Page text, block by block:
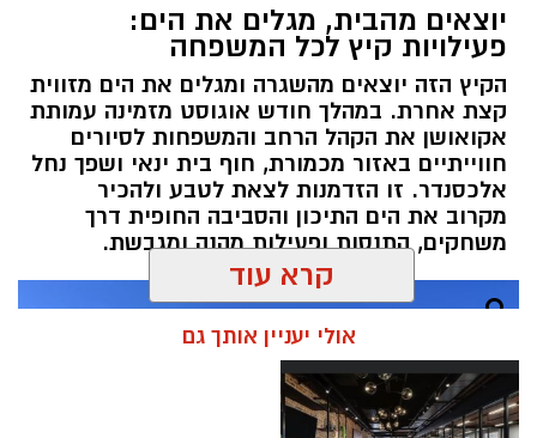
יוצאים מהבית, מגלים את הים:
פעילויות קיץ לכל המשפחה
הקיץ הזה יוצאים מהשגרה ומגלים את הים מזווית
קצת אחרת. במהלך חודש אוגוסט מזמינה עמותת
אקואושן את הקהל הרחב והמשפחות לסיורים
חווייתיים באזור מכמורת, חוף בית ינאי ושפך נחל
אלכסנדר. זו הזדמנות לצאת לטבע ולהכיר
מקרוב את הים התיכון והסביבה החופית דרך
משחקים, התנסות ופעילות מהנה ומגבשת.
קרא עוד
אולי יעניין אותך גם